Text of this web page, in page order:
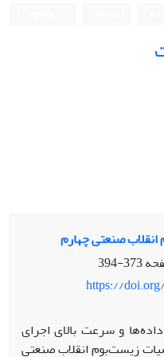
صنعتی چهارم
373-394
https://
و سرعت بالای اجرای
زیست‌بوم انقلاب صنعتی